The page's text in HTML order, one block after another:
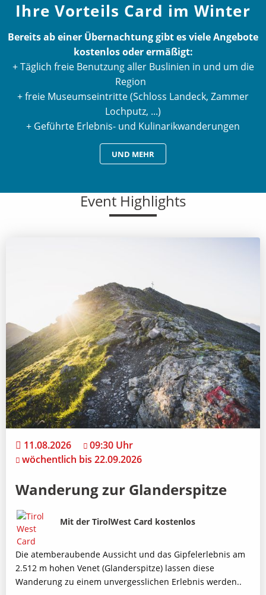
Ihre Vorteils Card im Winter
Bereits ab einer Übernachtung gibt es viele Angebote
kostenlos oder ermäßigt:
+ Täglich freie Benutzung aller Buslinien in und um die
Region
+ freie Museumseintritte (Schloss Landeck, Zammer
Lochputz, ...)
+ Geführte Erlebnis- und Kulinarikwanderungen
UND MEHR
Event Highlights
11.08.2026
09:30 Uhr
wöchentlich bis 22.09.2026
Wanderung zur Glanderspitze
Bild
Beschreibung
Mit der TirolWest Card kostenlos
Die atemberaubende Aussicht und das Gipfelerlebnis am
2.512 m hohen Venet (Glanderspitze) lassen diese
Wanderung zu einem unvergesslichen Erlebnis werden..